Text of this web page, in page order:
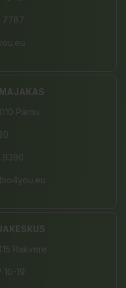
7787
Pärnu
9390
Rakvere
10-19